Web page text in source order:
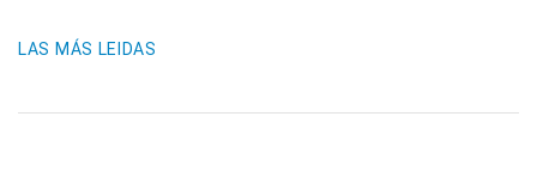
LAS MÁS LEIDAS